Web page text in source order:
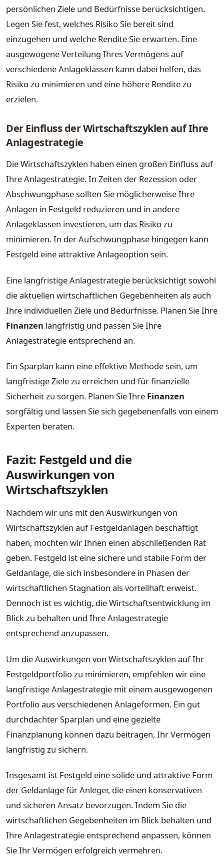
persönlichen Ziele und Bedürfnisse berücksichtigen.
Legen Sie fest, welches Risiko Sie bereit sind
einzugehen und welche Rendite Sie erwarten. Eine
ausgewogene Verteilung Ihres Vermögens auf
verschiedene Anlageklassen kann dabei helfen, das
Risiko zu minimieren und eine höhere Rendite zu
erzielen.
Der Einfluss der Wirtschaftszyklen auf Ihre
Anlagestrategie
Die Wirtschaftszyklen haben einen großen Einfluss auf
Ihre Anlagestrategie. In Zeiten der Rezession oder
Abschwungphase sollten Sie möglicherweise Ihre
Anlagen in Festgeld reduzieren und in andere
Anlageklassen investieren, um das Risiko zu
minimieren. In der Aufschwungphase hingegen kann
Festgeld eine attraktive Anlageoption sein.
Eine langfristige Anlagestrategie berücksichtigt sowohl
die aktuellen wirtschaftlichen Gegebenheiten als auch
Ihre individuellen Ziele und Bedürfnisse. Planen Sie Ihre
Finanzen langfristig und passen Sie Ihre
Anlagestrategie entsprechend an.
Ein Sparplan kann eine effektive Methode sein, um
langfristige Ziele zu erreichen und für finanzielle
Sicherheit zu sorgen. Planen Sie Ihre Finanzen
sorgfältig und lassen Sie sich gegebenenfalls von einem
Experten beraten.
Fazit: Festgeld und die
Auswirkungen von
Wirtschaftszyklen
Nachdem wir uns mit den Auswirkungen von
Wirtschaftszyklen auf Festgeldanlagen beschäftigt
haben, möchten wir Ihnen einen abschließenden Rat
geben. Festgeld ist eine sichere und stabile Form der
Geldanlage, die sich insbesondere in Phasen der
wirtschaftlichen Stagnation als vorteilhaft erweist.
Dennoch ist es wichtig, die Wirtschaftsentwicklung im
Blick zu behalten und Ihre Anlagestrategie
entsprechend anzupassen.
Um die Auswirkungen von Wirtschaftszyklen auf Ihr
Festgeldportfolio zu minimieren, empfehlen wir eine
langfristige Anlagestrategie mit einem ausgewogenen
Portfolio aus verschiedenen Anlageformen. Ein gut
durchdachter Sparplan und eine gezielte
Finanzplanung können dazu beitragen, Ihr Vermögen
langfristig zu sichern.
Insgesamt ist Festgeld eine solide und attraktive Form
der Geldanlage für Anleger, die einen konservativen
und sicheren Ansatz bevorzugen. Indem Sie die
wirtschaftlichen Gegebenheiten im Blick behalten und
Ihre Anlagestrategie entsprechend anpassen, können
Sie Ihr Vermögen erfolgreich vermehren.